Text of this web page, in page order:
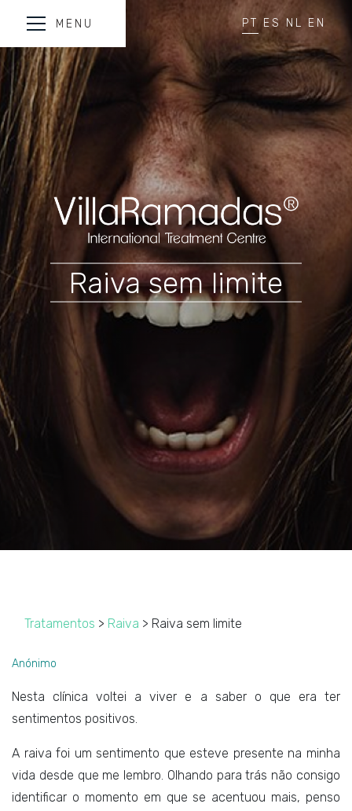
MENU PT ES NL EN
Raiva sem limite
Tratamentos > Raiva > Raiva sem limite
Anónimo
Nesta clínica voltei a viver e a saber o que era ter
sentimentos positivos.
A raiva foi um sentimento que esteve presente na minha
vida desde que me lembro. Olhando para trás não consigo
identificar o momento em que se acentuou mais, penso